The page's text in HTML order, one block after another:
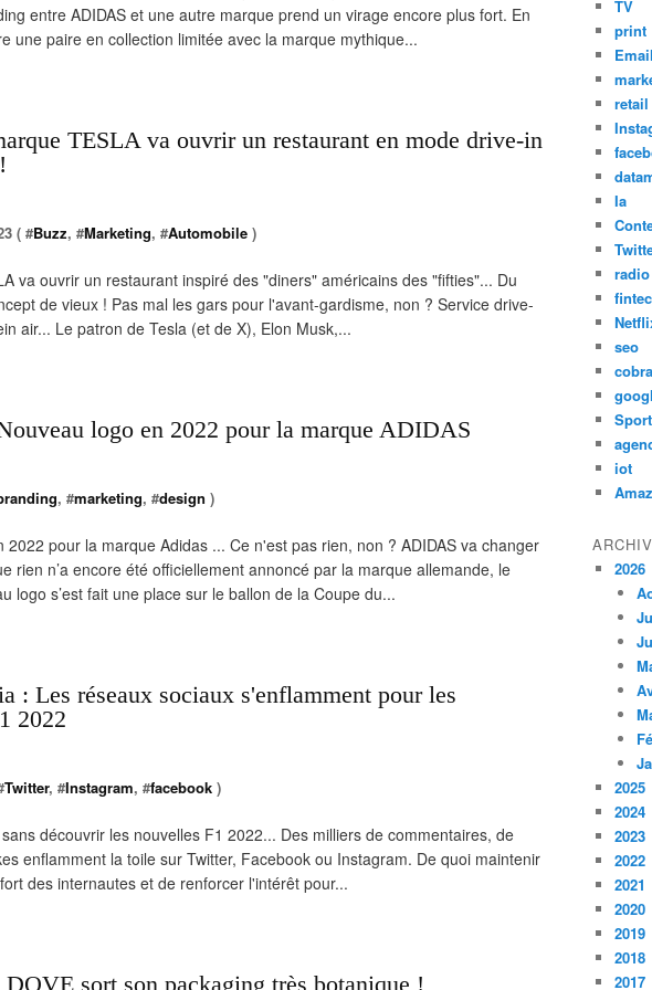
entre ADIDAS et une autre marque prend un virage encore plus fort. En
une paire en collection limitée avec la marque mythique...
TESLA va ouvrir un restaurant en mode drive-in
( #Buzz, #Marketing, #Automobile )
va ouvrir un restaurant inspiré des "diners" américains des "fifties"... Du
de vieux ! Pas mal les gars pour l'avant-gardisme, non ? Service drive-
air... Le patron de Tesla (et de X), Elon Musk,...
logo en 2022 pour la marque ADIDAS
, #marketing, #design )
2022 pour la marque Adidas ... Ce n'est pas rien, non ? ADIDAS va changer
rien n’a encore été officiellement annoncé par la marque allemande, le
logo s’est fait une place sur le ballon de la Coupe du...
: Les réseaux sociaux s'enflamment pour les
2022
Twitter, #Instagram, #facebook )
découvrir les nouvelles F1 2022... Des milliers de commentaires, de
enflamment la toile sur Twitter, Facebook ou Instagram. De quoi maintenir
des internautes et de renforcer l'intérêt pour...
sort son packaging très botanique !
TV
print
retail
Ia
radio
seo
iot
2026
2025
2024
2023
2022
2021
2020
2019
2018
2017